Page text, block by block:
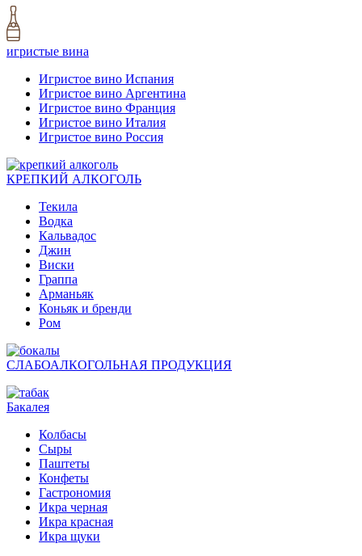
игристые вина
Игристое вино Испания
Игристое вино Аргентина
Игристое вино Франция
Игристое вино Италия
Игристое вино Россия
КРЕПКИЙ АЛКОГОЛЬ
Текила
Водка
Кальвадос
Джин
Виски
Граппа
Арманьяк
Коньяк и бренди
Ром
СЛАБОАЛКОГОЛЬНАЯ ПРОДУКЦИЯ
Бакалея
Колбасы
Сыры
Паштеты
Конфеты
Гастрономия
Икра черная
Икра красная
Икра щуки